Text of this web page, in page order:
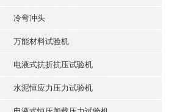
冷弯冲头
万能材料试验机
电液式抗折抗压试验机
水泥恒应力压力试验机